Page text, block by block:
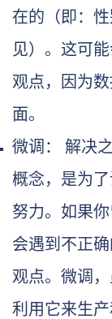
在的（即：
见）。这可
观点，因为
面。
微调： 解决
概念，是为
努力。如果
会遇到不正
观点。微调
利用它来生